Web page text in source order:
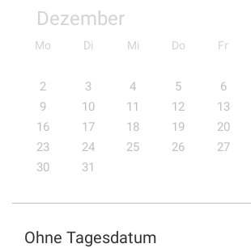
Dezember
Mo Di Mi Do Fr
2
3 4 5 6
9
10 11 12 13
16
17 18 19 20
23
24 25 26 27
30
31
Ohne Tagesdatum